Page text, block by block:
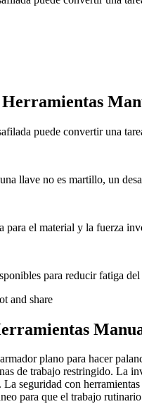
puede convertir una
llave no es martillo, un
para el material y la fuerza
para reducir fatiga
and share
plano para hacer
de trabajo restringido. La
seguridad con
para que el trabajo